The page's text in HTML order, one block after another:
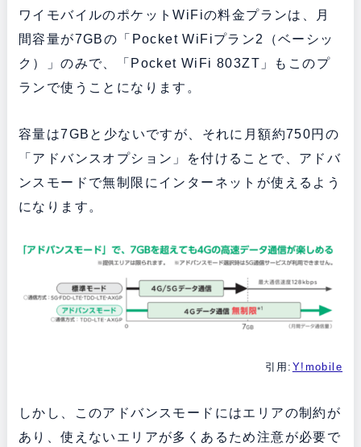
ワイモバイルのポケットWiFiの料金プランは、月
間容量が7GBの「Pocket WiFiプラン2（ベーシッ
ク）」のみで、「Pocket WiFi 803ZT」もこのプ
ランで使うことになります。
容量は7GBと少ないですが、それに月額約750円の
「アドバンスオプション」を付けることで、アドバ
ンスモードで無制限にインターネットが使えるよう
になります。
引用: Y!mobile
しかし、このアドバンスモードにはエリアの制約が
あり、使えないエリアが多くあるため注意が必要で